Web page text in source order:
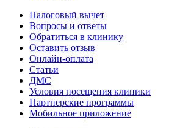
Налоговый вычет
Вопросы и ответы
Обратиться в клинику
Оставить отзыв
Онлайн-оплата
Статьи
ДМС
Условия посещения клиники
Партнерские программы
Мобильное приложение